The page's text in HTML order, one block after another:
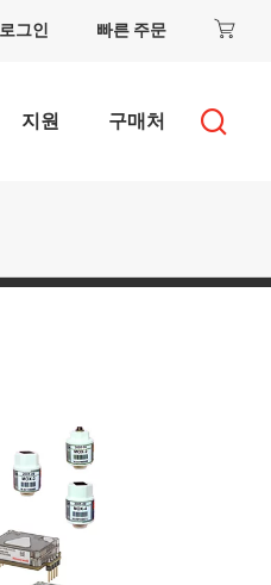
로그인 빠른 주문
지원 구매처